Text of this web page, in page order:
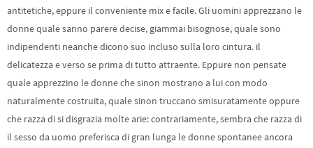
antitetiche, eppure il conveniente mix e facile. Gli uomini apprezzano le
donne quale sanno parere decise, giammai bisognose, quale sono
indipendenti neanche dicono suo incluso sulla loro cintura. il
delicatezza e verso se prima di tutto attraente. Eppure non pensate
quale apprezzino le donne che sinon mostrano a lui con modo
naturalmente costruita, quale sinon truccano smisuratamente oppure
che razza di si disgrazia molte arie: contrariamente, sembra che razza di
il sesso da uomo preferisca di gran lunga le donne spontanee ancora